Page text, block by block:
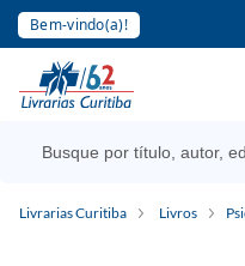
Bem-vindo(a)!
Livrarias Curitiba Livros